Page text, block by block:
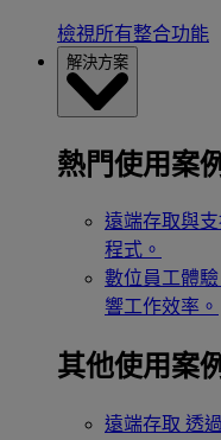
檢視所有整合功能
解決方案
熱門使用案例
遠端存取與
程式。
數位員工體
響工作效率。
其他使用案例
遠端存取 透